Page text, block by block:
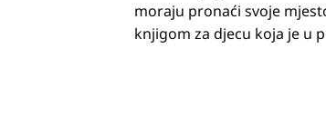
moraju pronaći svoje
knjigom za djecu koja je u